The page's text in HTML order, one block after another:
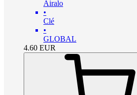
Airalo
•
Clé
•
GLOBAL
4.60 EUR